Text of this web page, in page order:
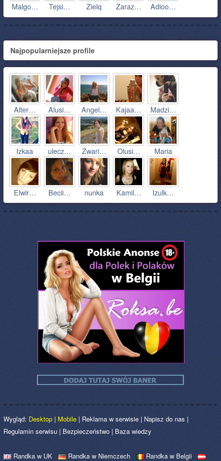
Malgo… Tejsi… Zielq Zaraz… Adioo…
Najpopularniejsze profile
Alter… Alusi… Angel… Kajaa… Madzi…
Izkaa ulecz… Zwari… Olusi… Maria
Elwir… Becii… nunka Kamil… Izulk…
Wygląd:Desktop| Mobile | Reklama w serwisie | Napisz do nas |
Regulamin serwisu | Bezpieczeństwo | Baza wiedzy
Randka w UK Randka w Niemczech
Randka w Belgii